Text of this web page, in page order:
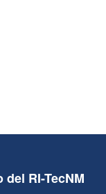
del RI-TecNM